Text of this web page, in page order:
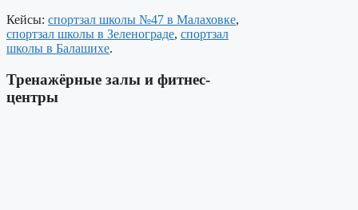
Кейсы: спортзал школы №47 в Малаховке,
спортзал школы в Зеленограде, спортзал
школы в Балашихе.
Тренажёрные залы и фитнес-
центры